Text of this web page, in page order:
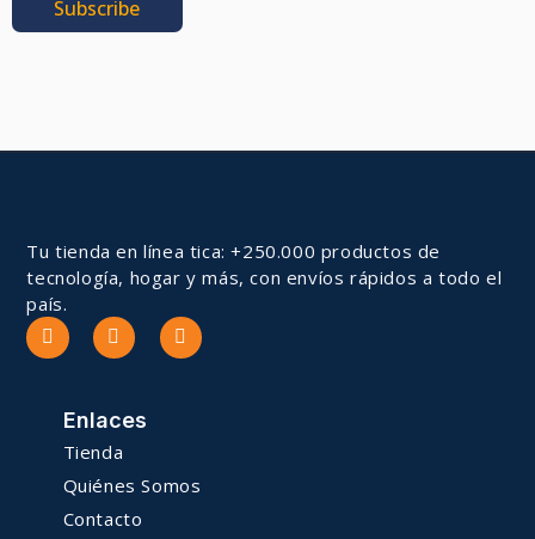
Subscribe
Tu tienda en línea tica: +250.000 productos de
tecnología, hogar y más, con envíos rápidos a todo el
país.
Enlaces
Tienda
Quiénes Somos
Contacto